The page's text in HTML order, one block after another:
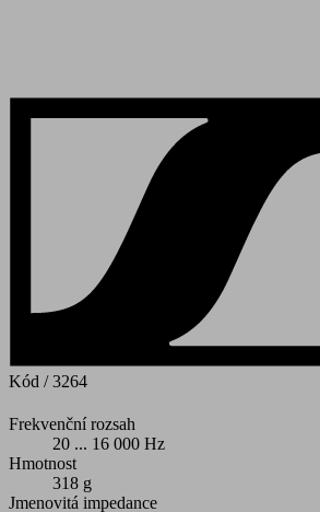
Kód / 3264
Frekvenční rozsah
20 ... 16 000 Hz
Hmotnost
318 g
Jmenovitá impedance